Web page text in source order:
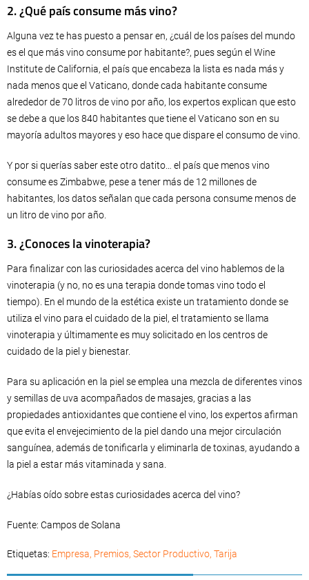
2. ¿Qué país consume más vino?
Alguna vez te has puesto a pensar en, ¿cuál de los países del mundo
es el que más vino consume por habitante?, pues según el Wine
Institute de California, el país que encabeza la lista es nada más y
nada menos que el Vaticano, donde cada habitante consume
alrededor de 70 litros de vino por año, los expertos explican que esto
se debe a que los 840 habitantes que tiene el Vaticano son en su
mayoría adultos mayores y eso hace que dispare el consumo de vino.
Y por si querías saber este otro datito… el país que menos vino
consume es Zimbabwe, pese a tener más de 12 millones de
habitantes, los datos señalan que cada persona consume menos de
un litro de vino por año.
3. ¿Conoces la vinoterapia?
Para finalizar con las curiosidades acerca del vino hablemos de la
vinoterapia (y no, no es una terapia donde tomas vino todo el
tiempo). En el mundo de la estética existe un tratamiento donde se
utiliza el vino para el cuidado de la piel, el tratamiento se llama
vinoterapia y últimamente es muy solicitado en los centros de
cuidado de la piel y bienestar.
Para su aplicación en la piel se emplea una mezcla de diferentes vinos
y semillas de uva acompañados de masajes, gracias a las
propiedades antioxidantes que contiene el vino, los expertos afirman
que evita el envejecimiento de la piel dando una mejor circulación
sanguínea, además de tonificarla y eliminarla de toxinas, ayudando a
la piel a estar más vitaminada y sana.
¿Habías oído sobre estas curiosidades acerca del vino?
Fuente: Campos de Solana
Etiquetas: Empresa, Premios, Sector Productivo, Tarija